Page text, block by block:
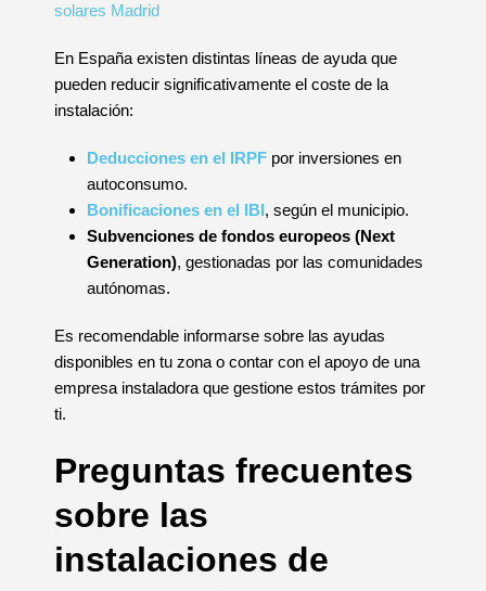
solares Madrid
En España existen distintas líneas de ayuda que
pueden reducir significativamente el coste de la
instalación:
Deducciones en el IRPF por inversiones en
autoconsumo.
Bonificaciones en el IBI, según el municipio.
Subvenciones de fondos europeos (Next
Generation), gestionadas por las comunidades
autónomas.
Es recomendable informarse sobre las ayudas
disponibles en tu zona o contar con el apoyo de una
empresa instaladora que gestione estos trámites por
ti.
Preguntas frecuentes
sobre las
instalaciones de